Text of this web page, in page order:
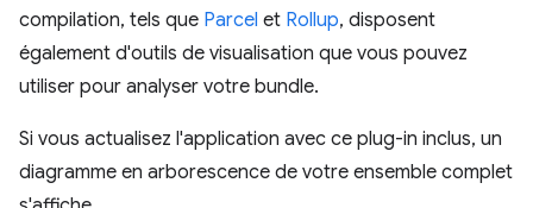
compilation, tels que Parcel et Rollup, disposent
également d'outils de visualisation que vous pouvez
utiliser pour analyser votre bundle.
Si vous actualisez l'application avec ce plug-in inclus, un
diagramme en arborescence de votre ensemble complet